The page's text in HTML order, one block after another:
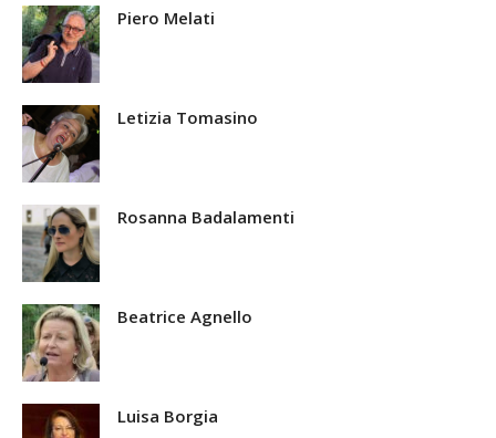
Piero Melati
Letizia Tomasino
Rosanna Badalamenti
Beatrice Agnello
Luisa Borgia